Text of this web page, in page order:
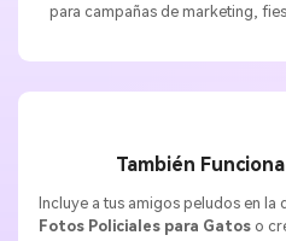
para campañas de marketing,
También
Incluye a tus amigos peludos en la
Fotos Policiales para Gatoso